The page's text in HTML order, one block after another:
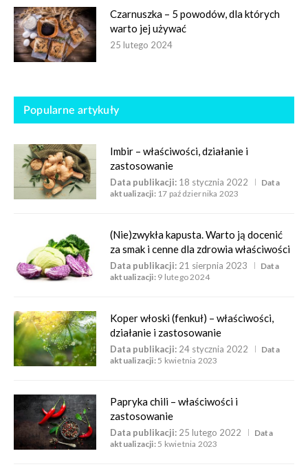
Czarnuszka – 5 powodów, dla których
warto jej używać
25 lutego 2024
Popularne artykuły
Imbir – właściwości, działanie i
zastosowanie
Data publikacji: 18 stycznia 2022
Data
aktualizacji: 17 października 2023
(Nie)zwykła kapusta. Warto ją docenić
za smak i cenne dla zdrowia właściwości
Data publikacji: 21 sierpnia 2023
Data
aktualizacji: 9 lutego 2024
Koper włoski (fenkuł) – właściwości,
działanie i zastosowanie
Data publikacji: 24 stycznia 2022
Data
aktualizacji: 5 kwietnia 2023
Papryka chili – właściwości i
zastosowanie
Data publikacji: 25 lutego 2022
Data
aktualizacji: 5 kwietnia 2023